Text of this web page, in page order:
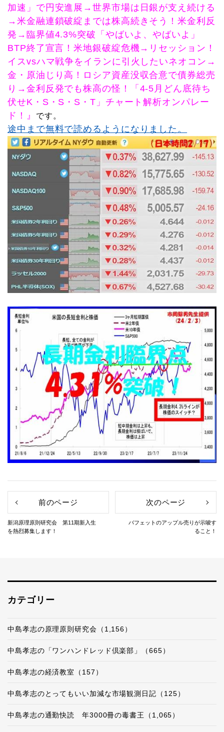
加速」で円安進展→世界市場は日銀が支え続ける
→米金融連鎖破綻までは株高続きそう！米金利反
発→臨界値4.3%突破「やばいよ、やばいよ」
BTP終了宣言！米地銀破綻危機→リセッション！
イスvsハマ戦争をイランに引火したいネオコン→
金・原油じり高！ロシア資産没収合意で債券総売
り→金利反発でも株高の怪！「4-5月どん底待ち
伏せK・S・S・S・T」チャート解析オンパレー
ド！』
です。
途中まで無料で読めるようになりました。
前のページ
新潟原理原則研究会 第11期新入生
を熱烈募集します！
次のページ
バフェットのアップル売りが示唆す
ること！
カテゴリー
中島孝志の原理原則研究会（1,156）
中島孝志の「ワンハンドレッド倶楽部」（665）
中島孝志の経済教室（157）
中島孝志のとってもいい加減な市場観測日記（125）
中島孝志の通勤快読 年3000冊の毒書王（1,065）